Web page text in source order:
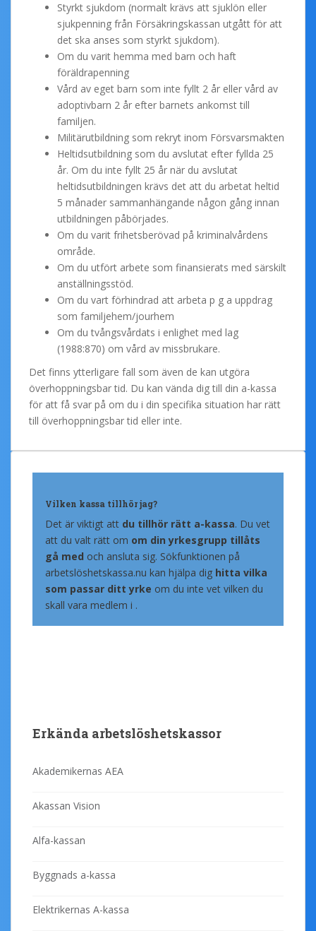
Styrkt sjukdom (normalt krävs att sjuklön eller
sjukpenning från Försäkringskassan utgått för att
det ska anses som styrkt sjukdom).
Om du varit hemma med barn och haft
föräldrapenning
Vård av eget barn som inte fyllt 2 år eller vård av
adoptivbarn 2 år efter barnets ankomst till
familjen.
Militärutbildning som rekryt inom Försvarsmakten
Heltidsutbildning som du avslutat efter fyllda 25
år. Om du inte fyllt 25 år när du avslutat
heltidsutbildningen krävs det att du arbetat heltid
5 månader sammanhängande någon gång innan
utbildningen påbörjades.
Om du varit frihetsberövad på kriminalvårdens
område.
Om du utfört arbete som finansierats med särskilt
anställningsstöd.
Om du vart förhindrad att arbeta p g a uppdrag
som familjehem/jourhem
Om du tvångsvårdats i enlighet med lag
(1988:870) om vård av missbrukare.
Det finns ytterligare fall som även de kan utgöra
överhoppningsbar tid. Du kan vända dig till din a-kassa
för att få svar på om du i din specifika situation har rätt
till överhoppningsbar tid eller inte.
Vilken kassa tillhör jag?
Det är viktigt att du tillhör rätt a-kassa. Du vet
att du valt rätt om om din yrkesgrupp tillåts
gå med och ansluta sig. Sökfunktionen på
arbetslöshetskassa.nu kan hjälpa dig hitta vilka
som passar ditt yrke om du inte vet vilken du
skall vara medlem i .
Erkända arbetslöshetskassor
Akademikernas AEA
Akassan Vision
Alfa-kassan
Byggnads a-kassa
Elektrikernas A-kassa